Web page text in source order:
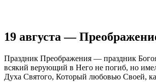
19 августа —
Праздник Преображения — праздник
всякий верующий в Него не погиб, но
Духа Святого, Который любовью Своей,